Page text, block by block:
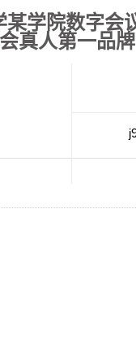
某学院数字会
会真人第一品牌